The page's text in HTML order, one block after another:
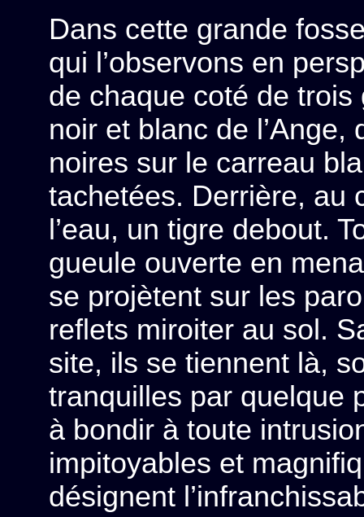
Dans cette grande
qui l’observons en
de chaque coté de
noir et blanc de
noires sur le carreau
tachetées. Derrière, au
l’eau, un tigre debout.
gueule ouverte en
se projètent sur les
reflets miroiter au sol.
site, ils se tiennent là,
tranquilles par quelque
à bondir à toute
impitoyables et
désignent